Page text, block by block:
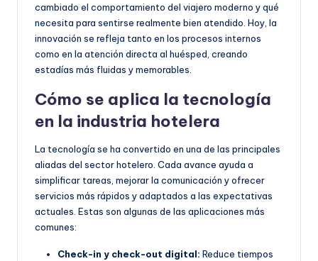
cambiado el comportamiento del viajero moderno y qué
necesita para sentirse realmente bien atendido. Hoy, la
innovación se refleja tanto en los procesos internos
como en la atención directa al huésped, creando
estadías más fluidas y memorables.
Cómo se aplica la tecnología
en la industria hotelera
La tecnología se ha convertido en una de las principales
aliadas del sector hotelero. Cada avance ayuda a
simplificar tareas, mejorar la comunicación y ofrecer
servicios más rápidos y adaptados a las expectativas
actuales. Estas son algunas de las aplicaciones más
comunes:
Check-in y check-out digital: Reduce tiempos